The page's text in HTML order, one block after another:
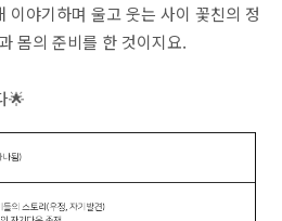
이야기하며 울고 웃는 사이 꽃친의 정
몸의 준비를 한 것이지요.
🌟